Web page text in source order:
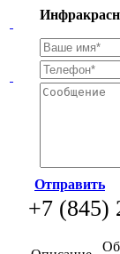
Отправить
+7 (845)